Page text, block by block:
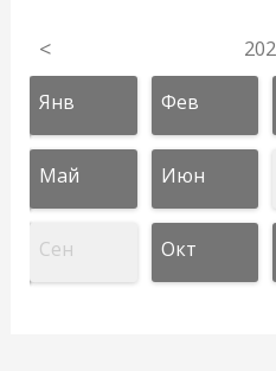
<
Янв Фев
Май Июн
Сен Окт